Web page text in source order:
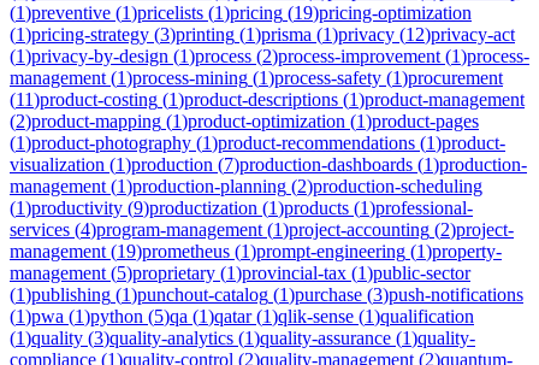
(1)preventive (1)pricelists (1)pricing (19)pricing-optimization
(1)pricing-strategy (3)printing (1)prisma (1)privacy (12)privacy-act
(1)privacy-by-design (1)process (2)process-improvement (1)process-
management (1)process-mining (1)process-safety (1)procurement
(11)product-costing (1)product-descriptions (1)product-management
(2)product-mapping (1)product-optimization (1)product-pages
(1)product-photography (1)product-recommendations (1)product-
visualization (1)production (7)production-dashboards (1)production-
management (1)production-planning (2)production-scheduling
(1)productivity (9)productization (1)products (1)professional-
services (4)program-management (1)project-accounting (2)project-
management (19)prometheus (1)prompt-engineering (1)property-
management (5)proprietary (1)provincial-tax (1)public-sector
(1)publishing (1)punchout-catalog (1)purchase (3)push-notifications
(1)pwa (1)python (5)qa (1)qatar(1)qlik-sense (1)qualification
(1)quality (3)quality-analytics (1)quality-assurance (1)quality-
compliance (1)quality-control (2)quality-management (2)quantum-